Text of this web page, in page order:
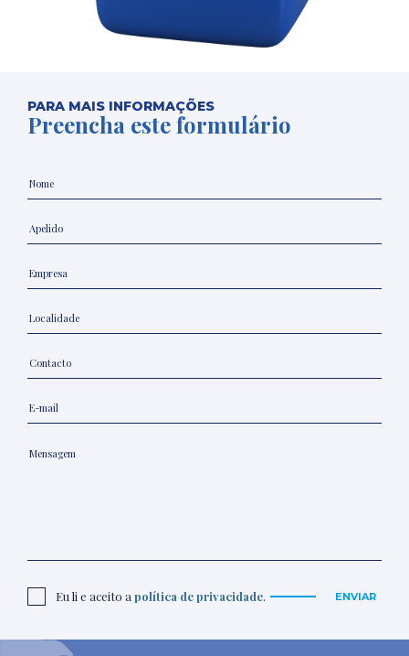
PARA MAIS INFORMAÇÕES
Preencha este formulário
Eu li e aceito a política de privacidade. ENVIAR